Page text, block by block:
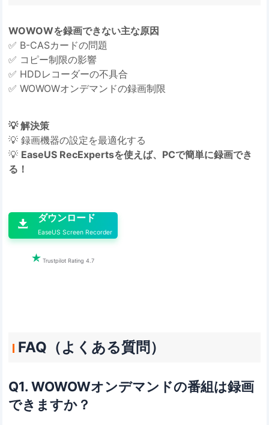
WOWOWを録画できない主な原因
✅ B-CASカードの問題
✅ コピー制限の影響
✅ HDDレコーダーの不具合
✅ WOWOWオンデマンドの録画制限
💡 解決策
💡 録画機器の設定を最適化する
💡 EaseUS RecExpertsを使えば、PCで簡単に録画でき
る！
 ダウンロード
EaseUS Screen Recorder
 Trustpilot Rating 4.7
FAQ（よくある質問）
Q1. WOWOWオンデマンドの番組は録画
できますか？